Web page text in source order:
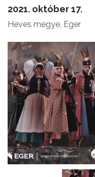
2021. október 17.
Heves megye, Eger